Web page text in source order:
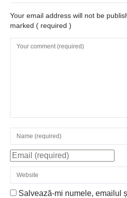
Your email address will not be
marked ( required )
Salvează-mi numele, emailul